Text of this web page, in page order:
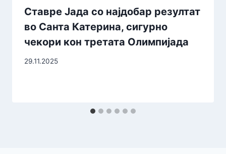
Ставре Јада со најдобар резултат
во Санта Катерина, сигурно
чекори кон третата Олимпијада
29.11.2025